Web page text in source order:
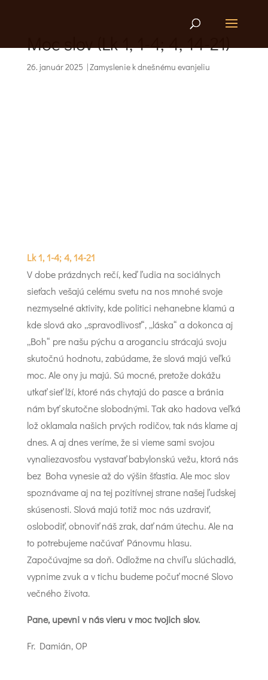
Moc slov (Lk 1, 1-4; 4, 14-21)
26. január 2025 |Zamyslenie k dnešnému evanjeliu
Lk 1, 1-4; 4, 14-21
V dobe prázdnych rečí, keď ľudia na sociálnych
sieťach vešajú celému svetu na nos mnohé svoje
nezmyselné aktivity, kde politici nehanebne klamú a
kde slová ako „spravodlivosť“, „láska“ a dokonca aj
„Boh“ pre našu pýchu a aroganciu strácajú svoju
skutočnú hodnotu, zabúdame, že slová majú veľkú
moc. Ale ony ju majú. Sú mocné, pretože dokážu
utkať sieť lží, ktoré nás chytajú do pasce a bránia
nám byť skutočne slobodnými. Tak ako hadova veľká
lož oklamala našich prvých rodičov, tak nás klame aj
dnes. A aj dnes veríme, že si vieme sami svojou
vynaliezavosťou vystavať babylonskú vežu, ktorá nás
bez Boha vynesie až do výšin šťastia. Ale moc slov
spoznávame aj na tej pozitívnej strane našej ľudskej
skúsenosti. Slová majú totiž moc nás uzdraviť,
oslobodiť, obnoviť náš zrak, dať nám útechu. Ale na
to potrebujeme načúvať Pánovmu hlasu.
Započúvajme sa doň. Odložme na chvíľu slúchadlá,
vypnime zvuk a v tichu budeme počuť mocné Slovo
večného života.
Pane, upevni v nás vieru v moc tvojich slov.
Fr. Damián, OP